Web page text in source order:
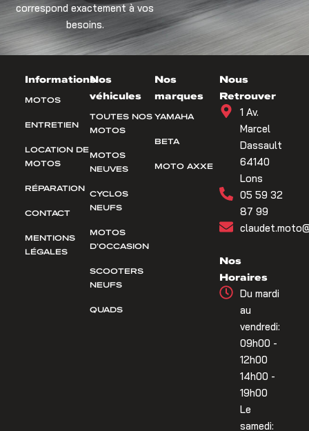
correspond exactement à vos
besoins.
Informations
MOTOS
ENTRETIEN
LOCATION DE
MOTOS
RÉPARATION
CONTACT
MENTIONS
LÉGALES
Nos
véhicules
TOUTES NOS
MOTOS
MOTOS
NEUVES
CYCLOS
NEUFS
MOTOS
D’OCCASION
SCOOTERS
NEUFS
QUADS
Nos
marques
YAMAHA
BETA
MOTO AXXE
Nous
Retrouver
1 Av.
Marcel
Dassault
64140
Lons
05 59 32
87 99
Nos
Horaires
Du mardi
au
vendredi:
09h00 -
12h00
14h00 -
19h00
Le
samedi: